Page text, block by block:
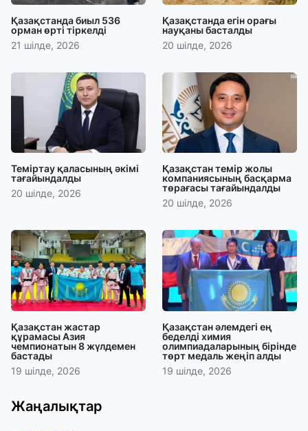
Қазақстанда биыл 536
орман өрті тіркелді
21 шілде, 2026
Қазақстанда егін орағы
науқаны басталды
20 шілде, 2026
Теміртау қаласының әкімі
тағайындалды
20 шілде, 2026
Қазақстан темір жолы
компаниясының басқарма
төрағасы тағайындалды
20 шілде, 2026
Қазақстан жастар
құрамасы Азия
чемпионатын 8 жүлдемен
бастады
19 шілде, 2026
Қазақстан әлемдегі ең
беделді химия
олимпиадаларының бірінде
төрт медаль жеңіп алды
19 шілде, 2026
Жаңалықтар